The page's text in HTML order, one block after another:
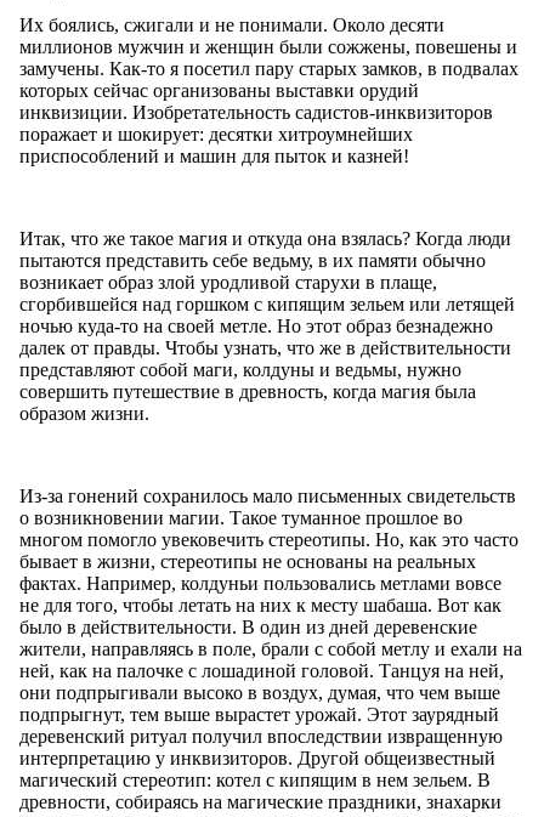
Их боялись, сжигали и не понимали. Около десяти
миллионов мужчин и женщин были сожжены, повешены и
замучены. Как-то я посетил пару старых замков, в подвалах
которых сейчас организованы выставки орудий
инквизиции. Изобретательность садистов-инквизиторов
поражает и шокирует: десятки хитроумнейших
приспособлений и машин для пыток и казней!
Итак, что же такое магия и откуда она взялась? Когда люди
пытаются представить себе ведьму, в их памяти обычно
возникает образ злой уродливой старухи в плаще,
сгорбившейся над горшком с кипящим зельем или летящей
ночью куда-то на своей метле. Но этот образ безнадежно
далек от правды. Чтобы узнать, что же в действительности
представляют собой маги, колдуны и ведьмы, нужно
совершить путешествие в древность, когда магия была
образом жизни.
Из-за гонений сохранилось мало письменных свидетельств
о возникновении магии. Такое туманное прошлое во
многом помогло увековечить стереотипы. Но, как это часто
бывает в жизни, стереотипы не основаны на реальных
фактах. Например, колдуньи пользовались метлами вовсе
не для того, чтобы летать на них к месту шабаша. Вот как
было в действительности. В один из дней деревенские
жители, направляясь в поле, брали с собой метлу и ехали на
ней, как на палочке с лошадиной головой. Танцуя на ней,
они подпрыгивали высоко в воздух, думая, что чем выше
подпрыгнут, тем выше вырастет урожай. Этот заурядный
деревенский ритуал получил впоследствии извращенную
интерпретацию у инквизиторов. Другой общеизвестный
магический стереотип: котел с кипящим в нем зельем. В
древности, собираясь на магические праздники, знахарки